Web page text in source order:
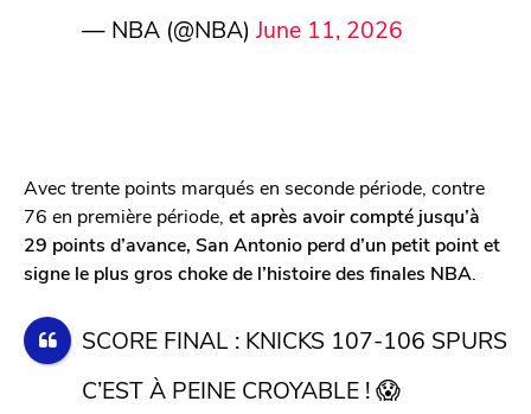
— NBA (@NBA) June 11, 2026
Avec trente points marqués en seconde période, contre
76 en première période, et après avoir compté jusqu’à
29 points d’avance, San Antonio perd d’un petit point et
signe le plus gros choke de l’histoire des finales NBA
SCORE FINAL : KNICKS 107-106 SPURS
C’EST À PEINE CROYABLE ! 😱